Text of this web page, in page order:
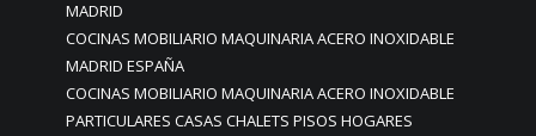
MADRID
COCINAS MOBILIARIO MAQUINARIA ACERO INOXIDABLE
MADRID ESPAÑA
COCINAS MOBILIARIO MAQUINARIA ACERO INOXIDABLE
PARTICULARES CASAS CHALETS PISOS HOGARES